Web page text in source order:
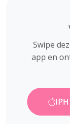
Swipe
app en